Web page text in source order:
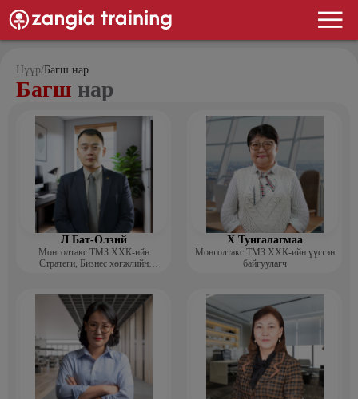
Нүүр/Багш нар
Багш нар
Л Бат-Өлзий
Монголтакс ТМЗ ХХК-ийн
Стратеги, Бизнес хөгжлийн
Х Тунгалагмаа
Монголтакс ТМЗ ХХК-ийн үүсгэн
байгуулагч